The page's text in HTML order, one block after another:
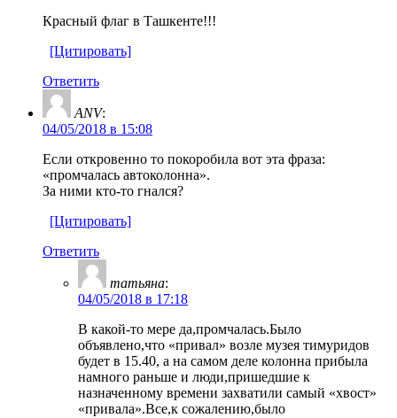
Красный флаг в Ташкенте!!!
[Цитировать]
Ответить
ANV:
04/05/2018 в 15:08
Если откровенно то покоробила вот эта фраза:
«промчалась автоколонна».
За ними кто-то гнался?
[Цитировать]
Ответить
татьяна:
04/05/2018 в 17:18
В какой-то мере да,промчалась.Было
объявлено,что «привал» возле музея тимуридов
будет в 15.40, а на самом деле колонна прибыла
намного раньше и люди,пришедшие к
назначенному времени захватили самый «хвост»
«привала».Все,к сожалению,было